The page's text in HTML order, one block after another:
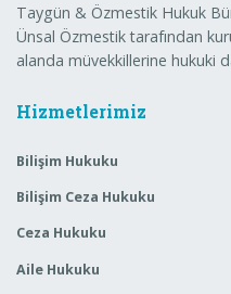
Taygün & Özmestik Hukuk
Ünsal Özmestik tarafından
alanda müvekkillerine hukuki
Hizmetlerimiz
Bilişim Hukuku
Bilişim Ceza Hukuku
Ceza Hukuku
Aile Hukuku